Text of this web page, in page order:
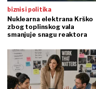
biznis i politika
Nuklearna elektrana Krško
zbog toplinskog vala
smanjuje snagu reaktora